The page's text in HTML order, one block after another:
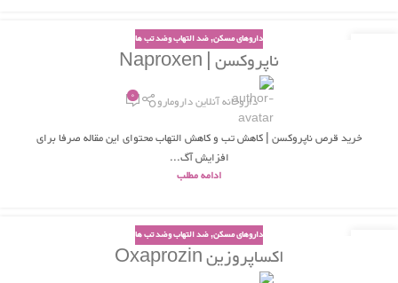
داروهای مسکن,ضد التهاب وضد تب ها
ناپروکسن | Naproxen
داروخانه آنلاین دارومارو 0
خرید قرص ناپروکسن | کاهش تب و کاهش التهاب محتوای این مقاله صرفا برای
افزایش آگ...
ادامه مطلب
داروهای مسکن,ضد التهاب وضد تب ها
اکساپروزین Oxaprozin